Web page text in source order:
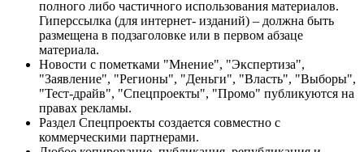
полного либо частичного использования материалов.
Гиперссылка (для интернет- изданий) – должна быть
размещена в подзаголовке или в первом абзаце
материала.
Новости с пометками "Мнение", "Экспертиза",
"Заявление", "Регионы", "Деньги", "Власть", "Выборы",
"Тест-драйв", "Спецпроекты", "Промо" публикуются на
правах рекламы.
Раздел Спецпроекты создается совместно с
коммерческими партнерами.